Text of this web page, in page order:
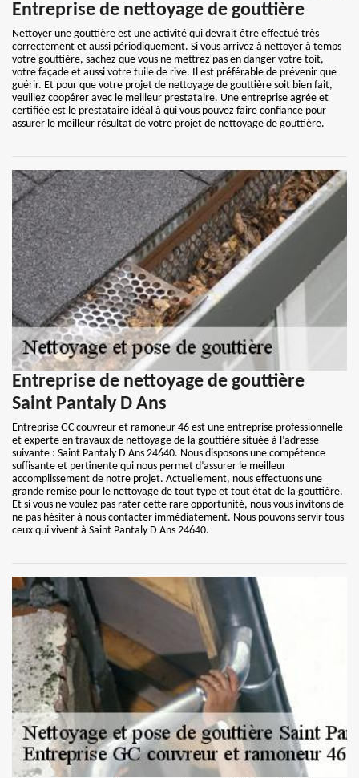
Entreprise de nettoyage de gouttière
Nettoyer une gouttière est une activité qui devrait être effectué très
correctement et aussi périodiquement. Si vous arrivez à nettoyer à temps
votre gouttière, sachez que vous ne mettrez pas en danger votre toit,
votre façade et aussi votre tuile de rive. Il est préférable de prévenir que
guérir. Et pour que votre projet de nettoyage de gouttière soit bien fait,
veuillez coopérer avec le meilleur prestataire. Une entreprise agrée et
certifiée est le prestataire idéal à qui vous pouvez faire confiance pour
assurer le meilleur résultat de votre projet de nettoyage de gouttière.
Entreprise de nettoyage de gouttière
Saint Pantaly D Ans
Entreprise GC couvreur et ramoneur 46 est une entreprise professionnelle
et experte en travaux de nettoyage de la gouttière située à l’adresse
suivante : Saint Pantaly D Ans 24640. Nous disposons une compétence
suffisante et pertinente qui nous permet d’assurer le meilleur
accomplissement de notre projet. Actuellement, nous effectuons une
grande remise pour le nettoyage de tout type et tout état de la gouttière.
Et si vous ne voulez pas rater cette rare opportunité, nous vous invitons de
ne pas hésiter à nous contacter immédiatement. Nous pouvons servir tous
ceux qui vivent à Saint Pantaly D Ans 24640.